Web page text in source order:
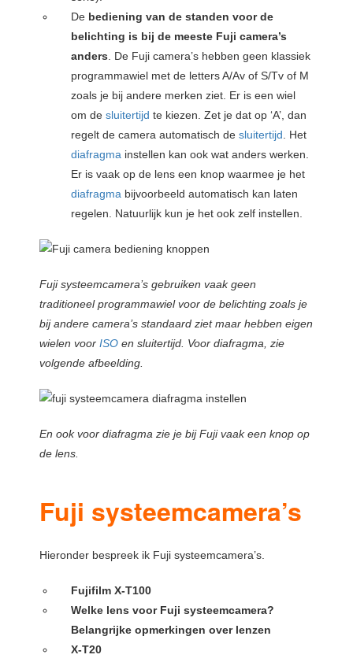
De bediening van de standen voor de
belichting is bij de meeste Fuji camera’s
anders . De Fuji camera’s hebben geen klassiek
programmawiel met de letters A/Av of S/Tv of M
zoals je bij andere merken ziet. Er is een wiel
om desluitertijd te kiezen. Zet je dat op ‘A’, dan
regelt de camera automatisch desluitertijd . Het
diafragma instellen kan ook wat anders werken.
Er is vaak op de lens een knop waarmee je het
diafragma bijvoorbeeld automatisch kan laten
regelen. Natuurlijk kun je het ook zelf instellen.
Fuji systeemcamera’s gebruiken vaak geen
traditioneel programmawiel voor de belichting zoals je
bij andere camera’s standaard ziet maar hebben eigen
wielen voor ISO en sluitertijd. Voor diafragma, zie
volgende afbeelding.
En ook voor diafragma zie je bij Fuji vaak een knop op
de lens.
Fuji systeemcamera’s
Hieronder bespreek ik Fuji systeemcamera’s.
Fujifilm X-T100
Welke lens voor Fuji systeemcamera?
Belangrijke opmerkingen over lenzen
X-T20